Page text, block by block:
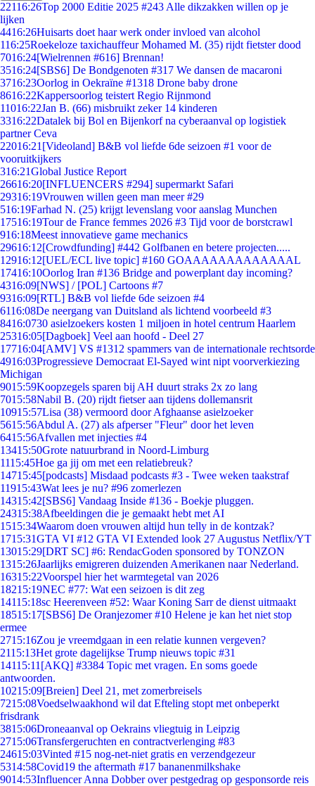
22116:26Top 2000 Editie 2025 #243 Alle dikzakken willen op je
lijken
4416:26Huisarts doet haar werk onder invloed van alcohol
116:25Roekeloze taxichauffeur Mohamed M. (35) rijdt fietster dood
7016:24[Wielrennen #616] Brennan!
3516:24[SBS6] De Bondgenoten #317 We dansen de macaroni
3716:23Oorlog in Oekraïne #1318 Drone baby drone
8616:22Kappersoorlog teistert Regio Rijnmond
11016:22Jan B. (66) misbruikt zeker 14 kinderen
3316:22Datalek bij Bol en Bijenkorf na cyberaanval op logistiek
partner Ceva
22016:21 [Videoland] B&B vol liefde 6de seizoen #1 voor de
vooruitkijkers
316:21Global Justice Report
26616:20[INFLUENCERS #294] supermarkt Safari
29316:19Vrouwen willen geen man meer #29
516:19Farhad N. (25) krijgt levenslang voor aanslag Munchen
17516:19Tour de France femmes 2026 #3 Tijd voor de borstcrawl
916:18Meest innovatieve game mechanics
29616:12[Crowdfunding] #442 Golfbanen en betere projecten.....
12916:12[UEL/ECL live topic] #160 GOAAAAAAAAAAAAAL
17416:10Oorlog Iran #136 Bridge and powerplant day incoming?
4316:09[NWS] / [POL] Cartoons #7
9316:09[RTL] B&B vol liefde 6de seizoen #4
6116:08De neergang van Duitsland als lichtend voorbeeld #3
8416:0730 asielzoekers kosten 1 miljoen in hotel centrum Haarlem
25316:05[Dagboek] Veel aan hoofd - Deel 27
17716:04[AMV] VS #1312 spammers van de internationale rechtsorde
4916:03Progressieve Democraat El-Sayed wint nipt voorverkiezing
Michigan
9015:59Koopzegels sparen bij AH duurt straks 2x zo lang
7015:58Nabil B. (20) rijdt fietser aan tijdens dollemansrit
10915:57Lisa (38) vermoord door Afghaanse asielzoeker
5615:56Abdul A. (27) als afperser "Fleur" door het leven
6415:56Afvallen met injecties #4
13415:50Grote natuurbrand in Noord-Limburg
1115:45Hoe ga jij om met een relatiebreuk?
14715:45[podcasts] Misdaad podcasts #3 - Twee weken taakstraf
11915:43Wat lees je nu? #96 zomerlezen
14315:42[SBS6] Vandaag Inside #136 - Boekje pluggen.
24315:38Afbeeldingen die je gemaakt hebt met AI
1515:34Waarom doen vrouwen altijd hun telly in de kontzak?
1715:31GTA VI #12 GTA VI Extended look 27 Augustus Netflix/YT
13015:29[DRT SC] #6: RendacGoden sponsored by TONZON
1315:26Jaarlijks emigreren duizenden Amerikanen naar Nederland.
16315:22Voorspel hier het warmtegetal van 2026
18215:19NEC #77: Wat een seizoen is dit zeg
14115:18sc Heerenveen #52: Waar Koning Sarr de dienst uitmaakt
18515:17[SBS6] De Oranjezomer #10 Helene je kan het niet stop
ermee
2715:16Zou je vreemdgaan in een relatie kunnen vergeven?
2115:13Het grote dagelijkse Trump nieuws topic #31
14115:11 [AKQ] #3384 Topic met vragen. En soms goede
antwoorden.
10215:09[Breien] Deel 21, met zomerbreisels
7215:08Voedselwaakhond wil dat Efteling stopt met onbeperkt
frisdrank
3815:06Droneaanval op Oekrains vliegtuig in Leipzig
2715:06Transfergeruchten en contractverlenging #83
24615:03Vinted #15 nog-net-niet gratis en verzendgezeur
5314:58Covid19 the aftermath #17 bananenmilkshake
9014:53Influencer Anna Dobber over pestgedrag op gesponsorde reis